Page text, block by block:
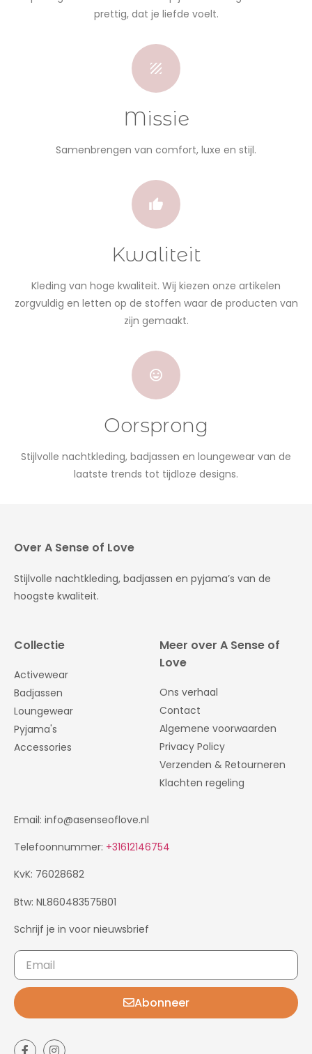
prettig, dat je liefde voelt.
Missie
Samenbrengen van comfort, luxe en stijl.
Kwaliteit
Kleding van hoge kwaliteit. Wij kiezen onze artikelen
zorgvuldig en letten op de stoffen waar de producten van
zijn gemaakt.
Oorsprong
Stijlvolle nachtkleding, badjassen en loungewear van de
laatste trends tot tijdloze designs.
Over A Sense of Love
Stijlvolle nachtkleding, badjassen en pyjama’s van de
hoogste kwaliteit.
Collectie
Activewear
Badjassen
Loungewear
Pyjama's
Accessories
Meer over A Sense of
Love
Ons verhaal
Contact
Algemene voorwaarden
Privacy Policy
Verzenden & Retourneren
Klachten regeling
Email: info@asenseoflove.nl
Telefoonnummer: +31612146754
KvK: 76028682
Btw: NL860483575B01
Schrijf je in voor nieuwsbrief
Abonneer